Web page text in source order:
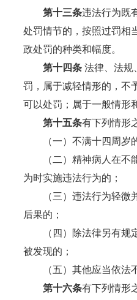
第十三条违法行为既
处罚情节的，按照过罚相
政处罚的种类和幅度。
第十四条 法律、法规
罚，属于减轻情形的，不
可以处罚；属于一般情形
第十五条有下列情形
（一）不满十四周岁的
（二）精神病人在不
为时实施违法行为的；
（三）违法行为轻微
后果的；
（四）除法律另有规定
被发现的；
（五）其他应当依法不
第十六条有下列情形